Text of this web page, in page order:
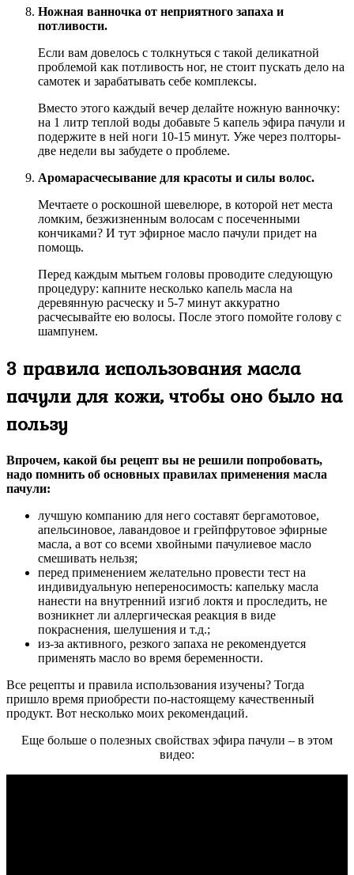
Ножная ванночка от неприятного запаха и
потливости.
Если вам довелось с толкнуться с такой деликатной
проблемой как потливость ног, не стоит пускать дело на
самотек и зарабатывать себе комплексы.
Вместо этого каждый вечер делайте ножную ванночку:
на 1 литр теплой воды добавьте 5 капель эфира пачули и
подержите в ней ноги 10-15 минут. Уже через полторы-
две недели вы забудете о проблеме.
Аромарасчесывание для красоты и силы волос.
Мечтаете о роскошной шевелюре, в которой нет места
ломким, безжизненным волосам с посеченными
кончиками? И тут эфирное масло пачули придет на
помощь.
Перед каждым мытьем головы проводите следующую
процедуру: капните несколько капель масла на
деревянную расческу и 5-7 минут аккуратно
расчесывайте ею волосы. После этого помойте голову с
шампунем.
3 правила использования масла
пачули для кожи, чтобы оно было на
пользу
Впрочем, какой бы рецепт вы не решили попробовать,
надо помнить об основных правилах применения масла
пачули:
лучшую компанию для него составят бергамотовое,
апельсиновое, лавандовое и грейпфрутовое эфирные
масла, а вот со всеми хвойными пачулиевое масло
смешивать нельзя;
перед применением желательно провести тест на
индивидуальную непереносимость: капельку масла
нанести на внутренний изгиб локтя и проследить, не
возникнет ли аллергическая реакция в виде
покраснения, шелушения и т.д.;
из-за активного, резкого запаха не рекомендуется
применять масло во время беременности.
Все рецепты и правила использования изучены? Тогда
пришло время приобрести по-настоящему качественный
продукт. Вот несколько моих рекомендаций.
Еще больше о полезных свойствах эфира пачули – в этом
видео: